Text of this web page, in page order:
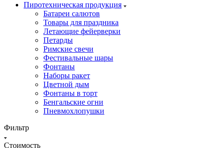
Пиротехническая продукция
Батареи салютов
Товары для праздника
Летающие фейерверки
Петарды
Римские свечи
Фестивальные шары
Фонтаны
Наборы ракет
Цветной дым
Фонтаны в торт
Бенгальские огни
Пневмохлопушки
Фильтр
Стоимость